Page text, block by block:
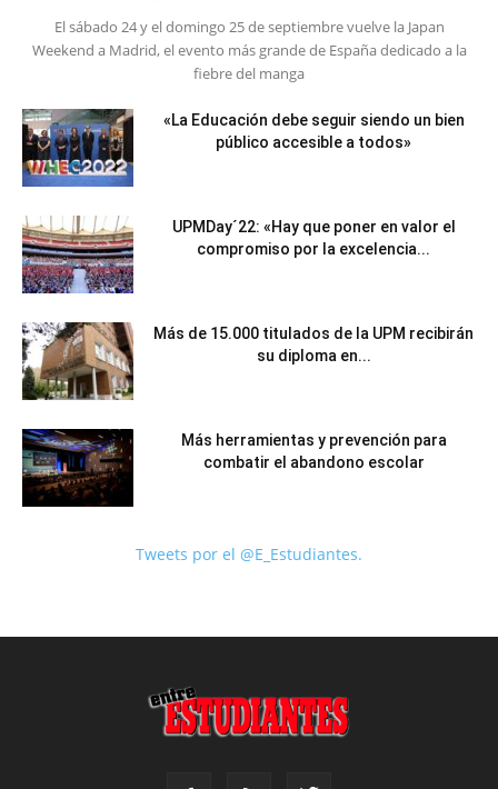
El sábado 24 y el domingo 25 de septiembre vuelve la Japan
Weekend a Madrid, el evento más grande de España dedicado a la
fiebre del manga
«La Educación debe seguir siendo un bien
público accesible a todos»
UPMDay´22: «Hay que poner en valor el
compromiso por la excelencia...
Más de 15.000 titulados de la UPM recibirán
su diploma en...
Más herramientas y prevención para
combatir el abandono escolar
Tweets por el @E_Estudiantes.